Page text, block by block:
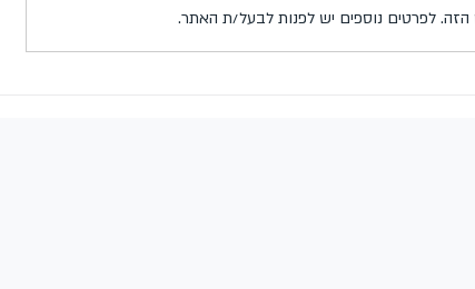
הזה. לפרטים נוספים יש לפנות לבעל/ת האתר.